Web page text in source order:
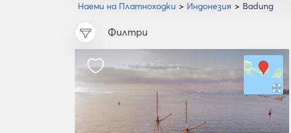
Наеми на Платноходки Индонезия Badung
Филтри